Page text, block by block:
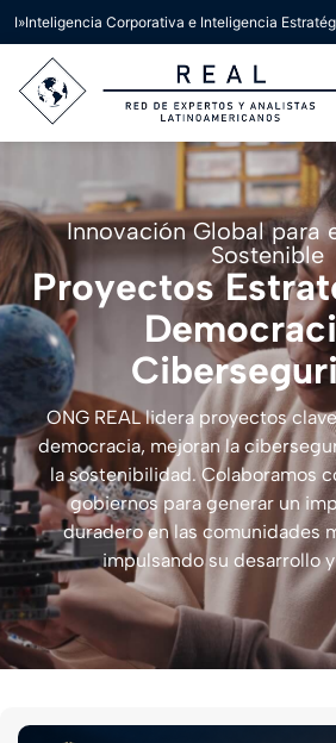
Innovación Global para
Sostenible
Proyectos
ONG REAL lidera proyectos
democracia, mejoran la
la sostenibilidad. Colaboramos
gobiernos para generar un
duradero en las comunidades
impulsando su desarrollo